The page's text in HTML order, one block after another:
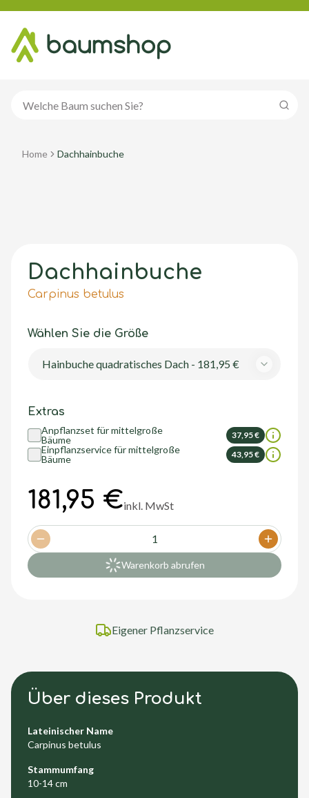
Home Dachhainbuche
Dachhainbuche
Carpinus betulus
Wählen Sie die Größe
Hainbuche quadratisches Dach - 181,95 €
Extras
Anpflanzset für mittelgroße
Bäume
37,95 €
Einpflanzservice für mittelgroße
Bäume
43,95 €
181,95 €inkl. MwSt
Decrease quantity 1
Warenkorb abrufen
Eigener Pflanzservice
Über dieses Produkt
Lateinischer Name
Carpinus betulus
Stammumfang
10-14 cm